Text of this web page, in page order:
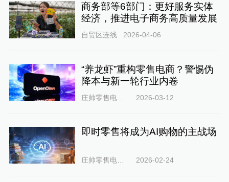
商务部等6部门：更好服务实体
经济，推进电子商务高质量发展
自贸区连线 2026-04-06
“养龙虾”重构零售电商？警惕伪
降本与新一轮行业内卷
庄帅零售电商频道 2026-03-12
即时零售将成为AI购物的主战场
庄帅零售电商频道 2026-02-24